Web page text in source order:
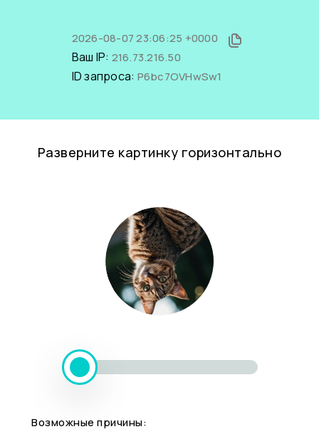
2026-08-07 23:06:25 +0000
Ваш IP: 216.73.216.50
ID запроса: P6bc7OVHwSw1
Разверните картинку горизонтально
Возможные причины: